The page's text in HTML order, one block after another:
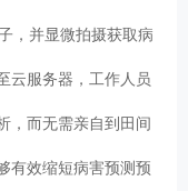
，并显微拍摄获取病
服务器，工作人员
，而无需亲自到田间
够有效缩短病害预测预